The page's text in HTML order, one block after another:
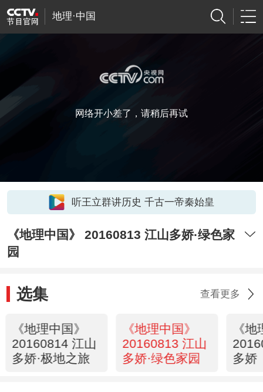
地理·中国
网络开小差了，请稍后再试
听王立群讲历史 千古一帝秦始皇
《地理中国》 20160813 江山多娇·绿色家
园
选集 查看更多
《地理中国》
20160814 江山
多娇·极地之旅
《地理中国》
20160813 江山
多娇·绿色家园
《
多娇